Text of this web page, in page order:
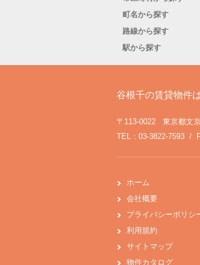
町名から探す
路線から探す
駅から探す
谷根千の賃貸物件
〒113-0022 東京都文
TEL：03-3822-7593 /
ホーム
会社概要
プライバシーポリシ
利用規約
サイトマップ
物件カタログ